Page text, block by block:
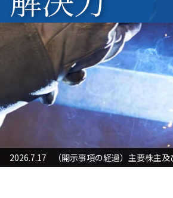
対応」に関するお知らせ
2026.7.17 （開示事項の経過）主要株主